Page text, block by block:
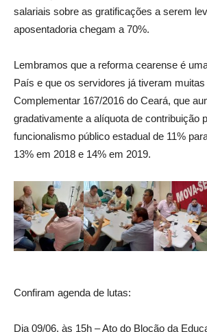
salariais sobre as gratificações a serem
aposentadoria chegam a 70%.
Lembramos que a reforma cearense é
País e que os servidores já tiveram
Complementar 167/2016 do Ceará, que
gradativamente a alíquota de contribuição
funcionalismo público estadual de 11%
13% em 2018 e 14% em 2019.
Confiram agenda de lutas:
Dia 09/06, às 15h – Ato do Blocão da